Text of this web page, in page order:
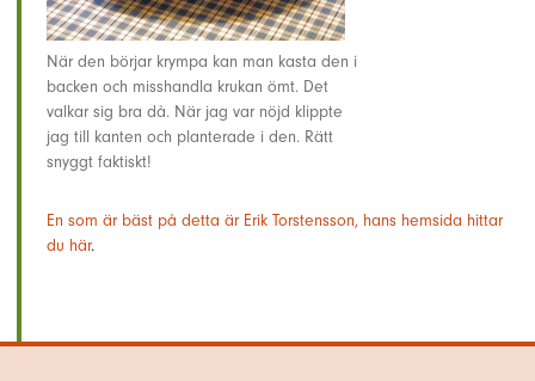
När den börjar krympa kan man kasta den i
backen och misshandla krukan ömt. Det
valkar sig bra då. När jag var nöjd klippte
jag till kanten och planterade i den. Rätt
snyggt faktiskt!
En som är bäst på detta är Erik Torstensson, hans hemsida hittar
du här.